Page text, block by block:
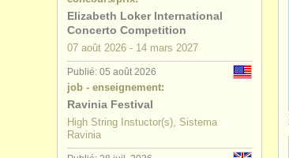
Elizabeth Loker International
Concerto Competition
07 août 2026 - 14 mars 2027
Publié: 05 août 2026
job - enseignement:
Ravinia Festival
High String Instuctor(s), Sistema
Ravinia